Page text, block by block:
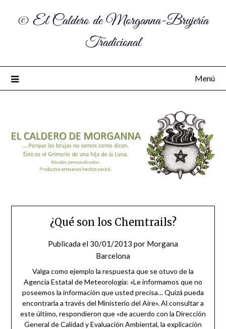
© El Caldero de Morganna-Brujería
Tradicional
Menú
¿Qué son los Chemtrails?
Publicada el 30/01/2013 por Morgana
Barcelona
Valga como ejemplo la respuesta que se otuvo de la
Agencia Estatal de Meteorología: «Le informamos que no
poseemos la información que usted precisa… Quizá pueda
encontrarla a través del Ministerio del Aire». Al consultar a
este último, respondieron que «de acuerdo con la Dirección
General de Calidad y Evaluación Ambiental, la explicación